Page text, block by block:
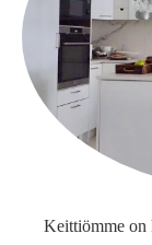
Keittiömme on